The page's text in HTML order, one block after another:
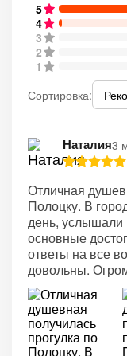
5
4
3
2
1
Сортировка:
Наталия3
Отличная
Полоцку. В
день, услышали
основные
ответы на все
довольны.